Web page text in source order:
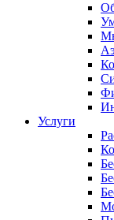
Услуги